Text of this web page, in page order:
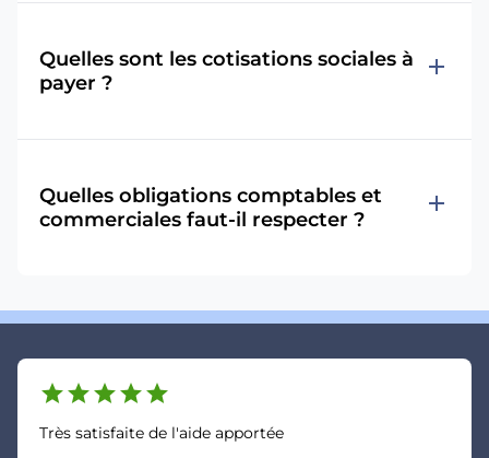
Quelles sont les cotisations sociales à
payer ?
add
Quelles obligations comptables et
commerciales faut-il respecter ?
add
starstarstarstarstar
Très satisfaite de l'aide apportée